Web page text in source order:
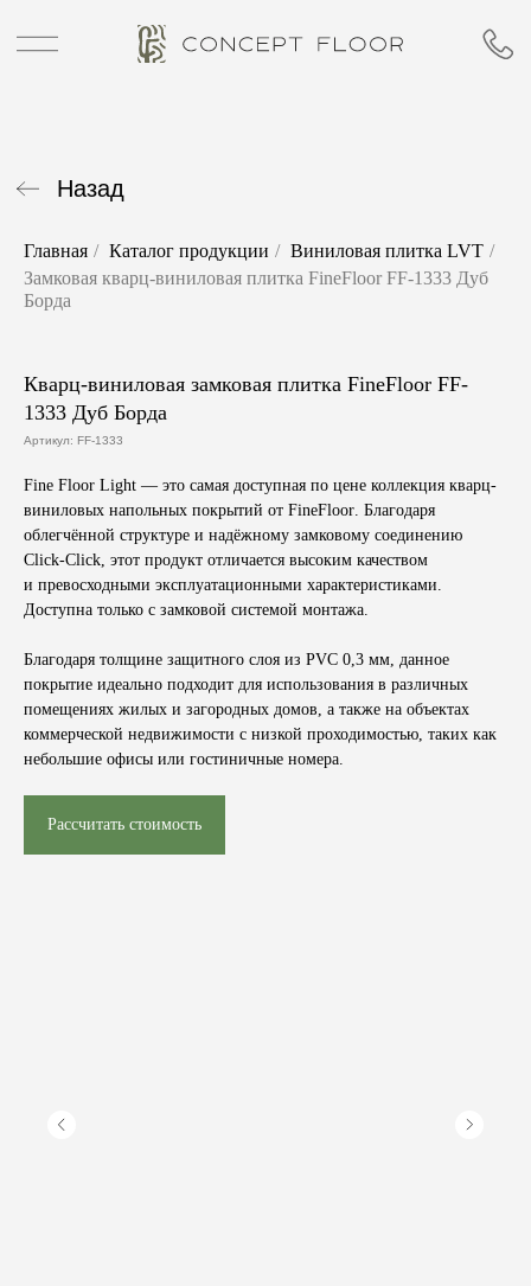
Главная / Каталог продукции / Виниловая плитка LVT /
Замковая кварц-виниловая плитка FineFloor FF-1333 Дуб
Борда
Кварц-виниловая замковая плитка FineFloor FF-
1333 Дуб Борда
Артикул: FF-1333
Fine Floor Light — это самая доступная по цене коллекция кварц-
виниловых напольных покрытий от FineFloor. Благодаря
облегчённой структуре и надёжному замковому соединению
Click-Click, этот продукт отличается высоким качеством
и превосходными эксплуатационными характеристиками.
Доступна только с замковой системой монтажа.
Благодаря толщине защитного слоя из PVC 0,3 мм, данное
покрытие идеально подходит для использования в различных
помещениях жилых и загородных домов, а также на объектах
коммерческой недвижимости с низкой проходимостью, таких как
небольшие офисы или гостиничные номера.
Рассчитать стоимость